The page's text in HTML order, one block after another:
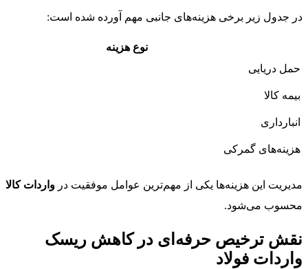
در جدول زیر برخی هزینه‌های جانبی مهم آورده شده است:
نوع هزینه
حمل دریایی
بیمه کالا
انبارداری
هزینه‌های گمرکی
مدیریت این هزینه‌ها یکی از مهم‌ترین عوامل موفقیت در واردات کالا
محسوب می‌شود.
نقش ترخیص حرفه‌ای در کاهش ریسک
واردات فولاد